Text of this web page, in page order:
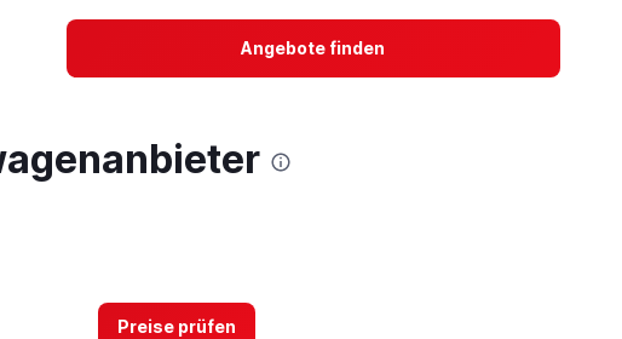
Angebote finden
Preise prüfen